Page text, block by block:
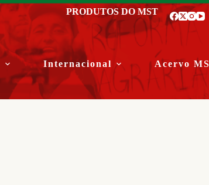
PRODUTOS DO MST
Internacional Acervo